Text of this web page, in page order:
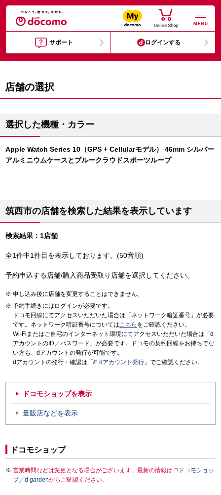
MENU
サポート ログインする
店舗の選択
選択した機種・カラー
Apple Watch Series 10（GPS + Cellularモデル） 46mm シルバー
アルミニウムケースとブルークラウドスポーツループ
筑西市の店舗を検索した結果を表示しています
検索結果：1店舗
全1件中1件目を表示しております。(50音順)
予約申込する店舗/購入商品受取り店舗を選択してください。
申し込み後に店舗を変更することはできません。
予約手続きにはログインが必要です。
ドコモ回線にてアクセスいただいた場合は「ネットワーク暗証番号」が必要
です。ネットワーク暗証番号についてはこちら をご確認ください。
Wi-Fiまたはご自宅のインターネット環境にてアクセスいただいた場合は「d
アカウントのID／パスワード」が必要です。ドコモの契約回線をお持ちでな
い方も、dアカウントの発行が可能です。
dアカウントの発行・確認は「
dアカウント発行 」でご確認ください。
ドコモショップを表示
量販店などを表示
ドコモショップ
営業時間などは変更となる場合がございます。最新の情報は
ドコモショッ
プ／d gardenからご確認ください。